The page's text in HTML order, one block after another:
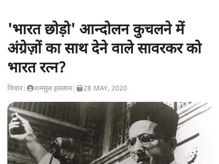
'भारत छोड़ो' आन्दोलन कुचलने में
अंग्रेज़ों का साथ देने वाले सावरकर को
भारत रत्न?
विचार शमसुल इसलाम| 28 MAY, 2020